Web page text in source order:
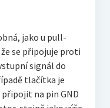
jako u pull-
se připojuje proti
signál do
tlačítka je
na pin GND